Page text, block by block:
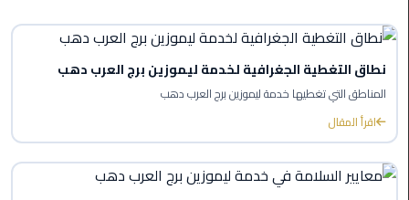
الشرقية
ليموزين
بنها
ليموزين
نطاق التغطية الجغرافية لخدمة ليموزين برج العرب دهب
المناطق التي تغطيها خدمة ليموزين برج العرب دهب
اقرأ المقال